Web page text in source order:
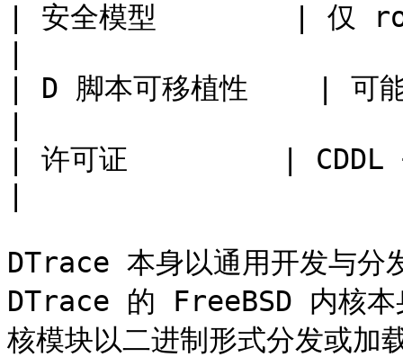
| 安全模型        | 仅
| D 脚本可移植性    | 可
| 许可证         | CDDL +
DTrace 本身以通用开发与分
DTrace 的 FreeBSD 内核
核模块以二进制形式分发或加